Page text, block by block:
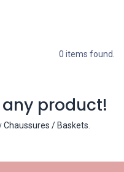
0 items found.
product!
Chaussures / Baskets